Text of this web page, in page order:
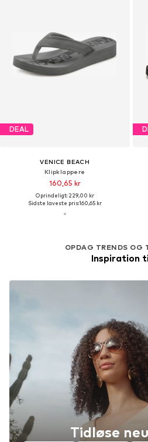
DEAL
VENICE BEACH
Klipklappere
160,65 kr
Oprindeligt: 229,00 kr
Sidste laveste pris:160,65 kr
OPDAG TRENDS OG
Inspiration
Tidløse